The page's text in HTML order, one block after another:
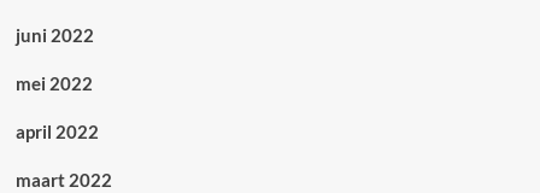
juni 2022
mei 2022
april 2022
maart 2022